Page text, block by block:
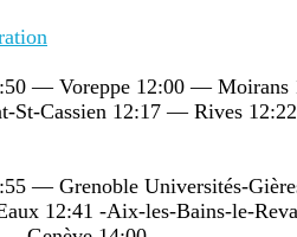
— Voreppe 12:00 —
St-Cassien 12:17 — Rives 12:22
— Grenoble Universités-
12:41 -Aix-les-Bains-le-